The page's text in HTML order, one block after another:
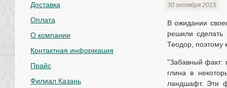
30 октября 2015
В ожидании
решили сделать
Теодор, поэтому
"Забавный факт:
глина в
ландшафт. Эти
Доставка
Оплата
О компании
Контактная информация
Прайс
Филиал Казань